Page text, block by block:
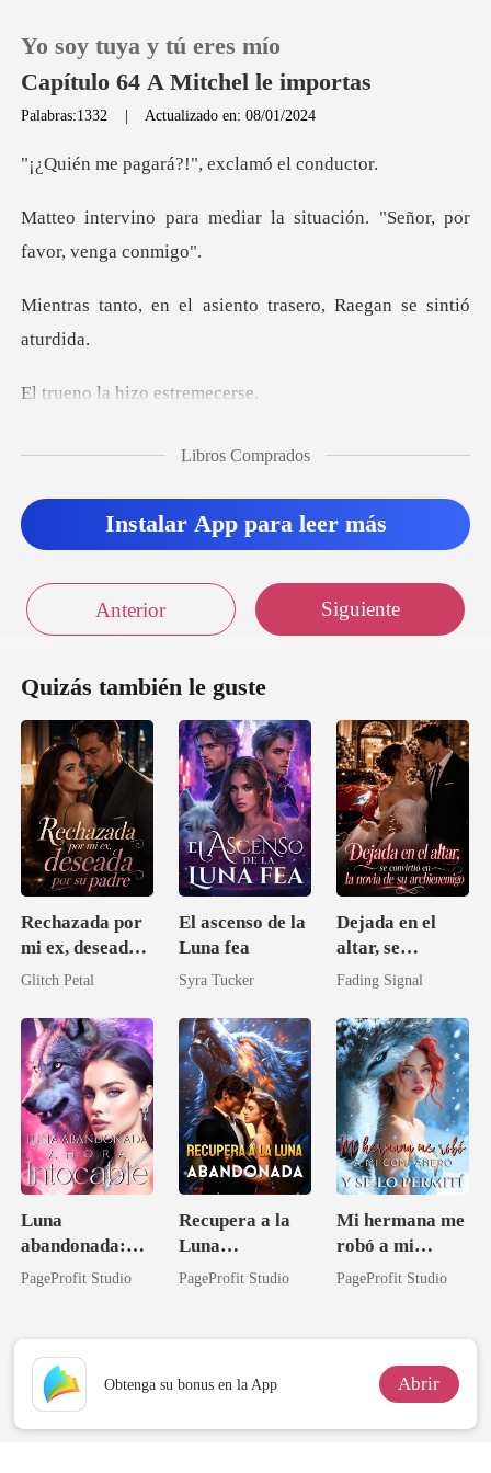
Recargar
Yo soy tuya y tú eres mío
Capítulo 64 A Mitchel le importas
Palabras:1332 | Actualizado en: 08/01/2024
ará?!", exclamó
ar la situación. "Señor, p
asiento trasero, Raega
la hizo es
Libros Comprados
Instalar App para leer más
Anterior Siguiente
Quizás también le guste
Rechazada por
mi ex, deseada
por su padre
Glitch Petal
El ascenso de la
Luna fea
Syra Tucker
Dejada en el
altar, se
convirtió en la
archienemigo
Fading Signal
Luna
abandonada:
Ahora intocable
PageProfit Studio
Recupera a la
Luna
abandonada
PageProfit Studio
Mi hermana me
robó a mi
compañero y se
PageProfit Studio
Obtenga su bonus en la App Abrir